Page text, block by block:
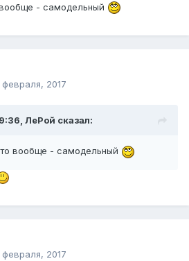
- самодельный
февраля, 2017
ЛеРой сказал:
вообще - самодельный
февраля, 2017